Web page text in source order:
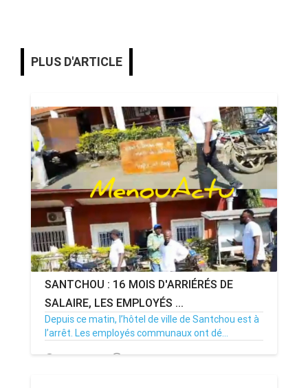
PLUS D'ARTICLE
SANTCHOU : 16 MOIS D'ARRIÉRÉS DE
SALAIRE, LES EMPLOYÉS ...
Depuis ce matin, l’hôtel de ville de Santchou est à
l’arrêt. Les employés communaux ont dé...
20/07/26 Par MenouActu 0